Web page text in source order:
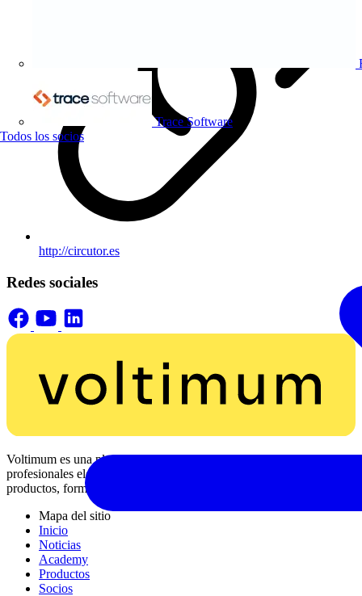
Trace Software
Todos los socios
http://circutor.es
Redes sociales
Voltimum es una plataforma digital y comunidad que brinda a los
profesionales eléctricos noticias del sector, información de
productos, formación y herramientas para el sector eléctrico.
Mapa del sitio
Inicio
Noticias
Academy
Productos
Socios